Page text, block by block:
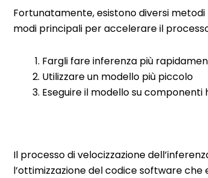
Fortunatamente, esistono diversi
modi principali per accelerare il
Fargli fare inferenza più
Utilizzare un modello più piccolo
Eseguire il modello su
Il processo di velocizzazione
l’ottimizzazione del codice software che